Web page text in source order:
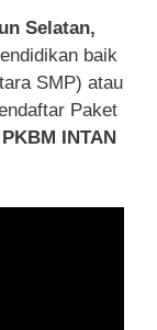
Selatan,
baik
SMP) atau
Paket
PKBM INTAN